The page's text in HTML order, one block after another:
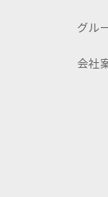
グル
会社